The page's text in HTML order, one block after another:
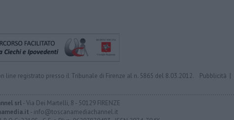
line registrato presso il Tribunale di Firenze al n. 5865 del 8.03.2012. Pubblicità |
srl- Via Dei Martelli, 8 - 50129 FIRENZE
- info@toscanamediachannel.it